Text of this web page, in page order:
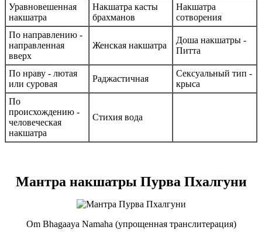
Уравновешенная
накшатра
Накшатра касты
брахманов
Накшатра
сотворения
По направлению -
направленная
вверх
Женская накшатра
Доша накшатры -
Питта
По нраву - лютая
или суровая
Раджастичная
Сексуальный тип -
крыса
По
происхождению -
человеческая
накшатра
Стихия вода
Мантра накшатры Пурва Пхалгуни
Om Bhagaaya Namaha (упрощенная транслитерация)